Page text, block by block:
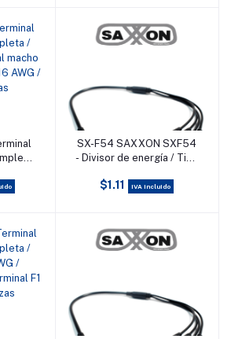
Añadir al carrito
SX-F54 SAXXON SXF54
- Divisor de energía / Tipo
hembra / 4 Conectores
$1.11 IVA incluido